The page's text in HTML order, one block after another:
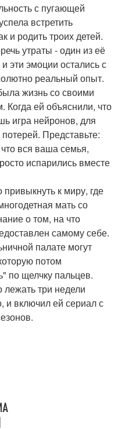
с пугающей
встретить
и родить троих детей.
утраты - один из её
эмоции остались с
реальный опыт.
жизнь со своими
Когда ей объяснили, что
игра нейронов, для
Представьте:
вся ваша семья,
испарились вместе
к миру, где
мать со
о том, на что
самому себе.
палате могут
потом
по щелчку пальцев.
три недели
и включил ей сериал с